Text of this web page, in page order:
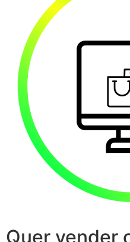
Quer vender